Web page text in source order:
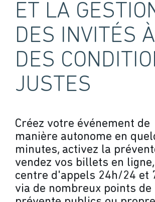
ET LA
DES INVITÉS À
DES
JUSTES
Créez votre événement de
manière autonome en
minutes, activez la
vendez vos billets en
centre d'appels 24h/24 et
via de nombreux points de